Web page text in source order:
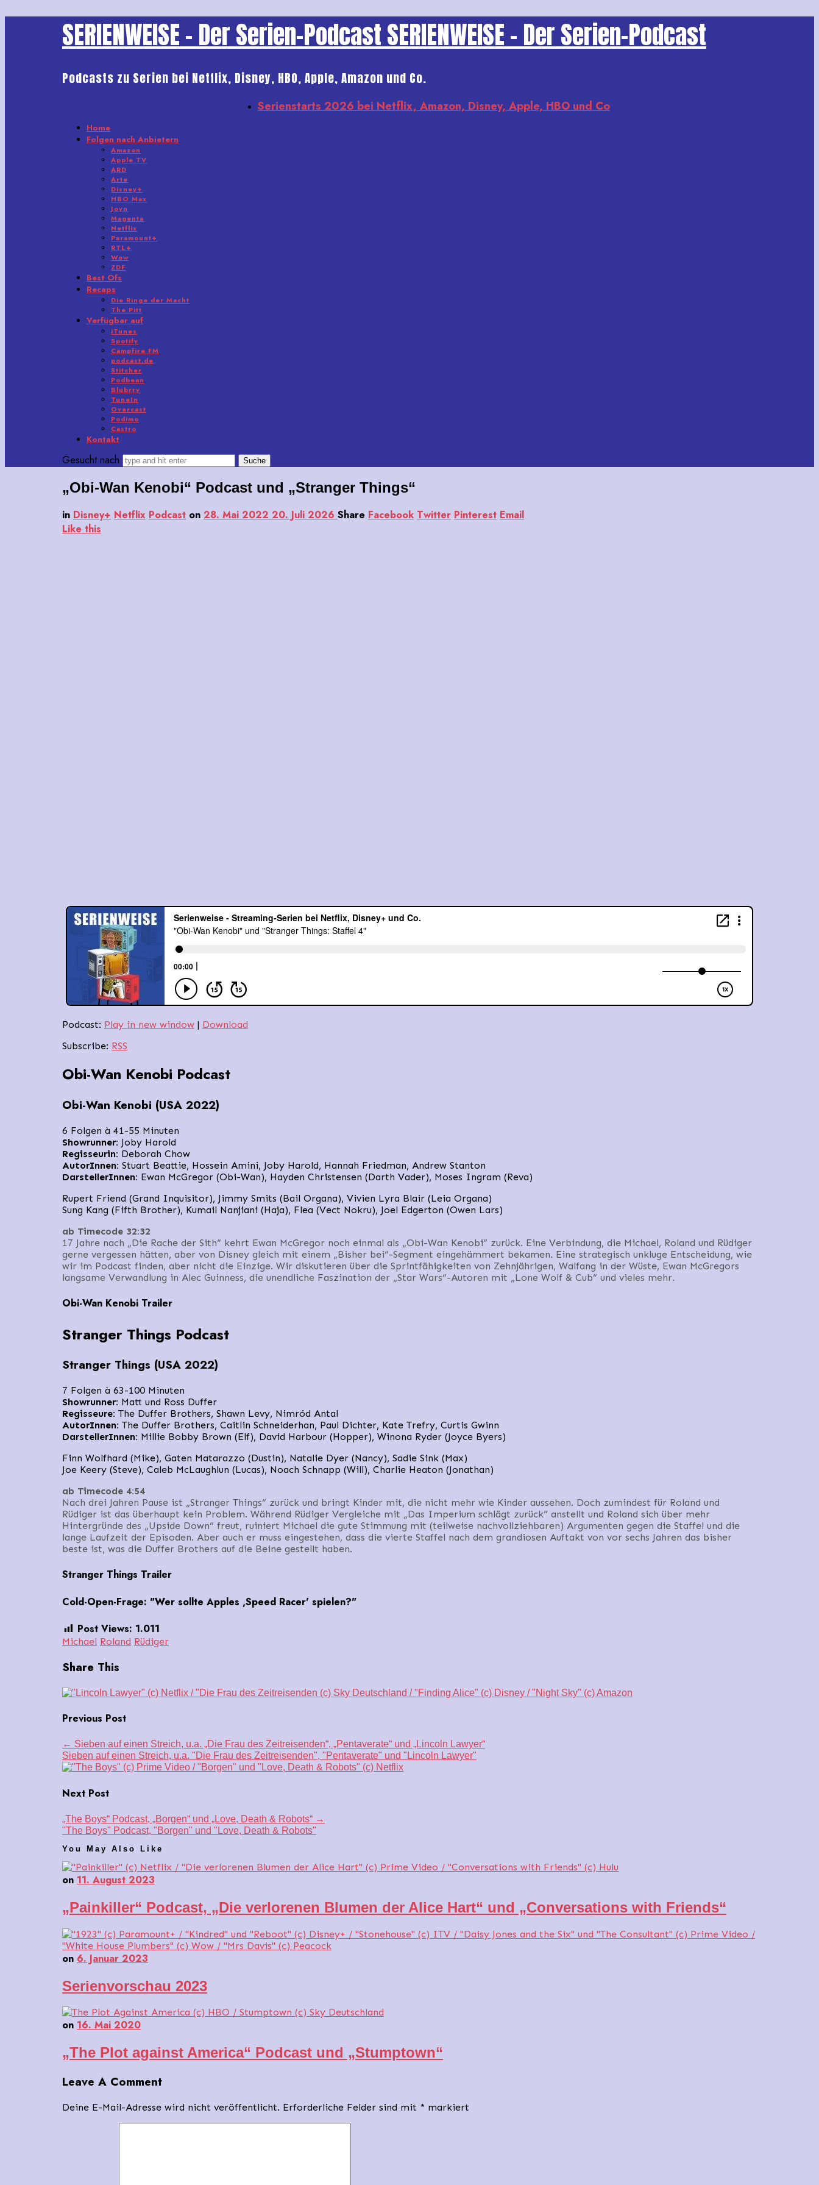
SERIENWEISE - Der Serien-PodcastSERIENWEISE - Der Serien-Podcast
Podcasts zu Serien bei Netflix, Disney, HBO, Apple, Amazon und Co.
Serienstarts 2026 bei Netflix, Amazon, Disney, Apple, HBO und Co
Home
Folgen nach Anbietern
Amazon
Apple TV
ARD
Arte
Disney+
HBO Max
Joyn
Magenta
Netflix
Paramount+
RTL+
Wow
ZDF
Best Ofs
Recaps
Die Ringe der Macht
The Pitt
Verfügbar auf
iTunes
Spotify
Campfire FM
podcast.de
Stitcher
Podbean
Blubrry
TuneIn
Overcast
Podimo
Castro
Kontakt
Gesucht nach
„Obi-Wan Kenobi“ Podcast und „Stranger Things“
in Disney+ Netflix Podcast on 28. Mai 2022 20. Juli 2026 Share Facebook Twitter Pinterest Email
Like this
Podcast: Play in new window | Download
Subscribe: RSS
Obi-Wan Kenobi Podcast
Obi-Wan Kenobi (USA 2022)
6 Folgen à 41-55 Minuten
Showrunner: Joby Harold
Regisseurin: Deborah Chow
AutorInnen: Stuart Beattie, Hossein Amini, Joby Harold, Hannah Friedman, Andrew Stanton
DarstellerInnen: Ewan McGregor (Obi-Wan), Hayden Christensen (Darth Vader), Moses Ingram (Reva)
Rupert Friend (Grand Inquisitor), Jimmy Smits (Bail Organa), Vivien Lyra Blair (Leia Organa)
Sung Kang (Fifth Brother), Kumail Nanjiani (Haja), Flea (Vect Nokru), Joel Edgerton (Owen Lars)
ab Timecode 32:32
17 Jahre nach „Die Rache der Sith“ kehrt Ewan McGregor noch einmal als „Obi-Wan Kenobi“ zurück. Eine Verbindung, die Michael, Roland und Rüdiger
gerne vergessen hätten, aber von Disney gleich mit einem „Bisher bei“-Segment eingehämmert bekamen. Eine strategisch unkluge Entscheidung, wie
wir im Podcast finden, aber nicht die Einzige. Wir diskutieren über die Sprintfähigkeiten von Zehnjährigen, Walfang in der Wüste, Ewan McGregors
langsame Verwandlung in Alec Guinness, die unendliche Faszination der „Star Wars“-Autoren mit „Lone Wolf & Cub“ und vieles mehr.
Obi-Wan Kenobi Trailer
Stranger Things Podcast
Stranger Things (USA 2022)
7 Folgen à 63-100 Minuten
Showrunner: Matt und Ross Duffer
Regisseure: The Duffer Brothers, Shawn Levy, Nimród Antal
AutorInnen: The Duffer Brothers, Caitlin Schneiderhan, Paul Dichter, Kate Trefry, Curtis Gwinn
DarstellerInnen: Millie Bobby Brown (Elf), David Harbour (Hopper), Winona Ryder (Joyce Byers)
Finn Wolfhard (Mike), Gaten Matarazzo (Dustin), Natalie Dyer (Nancy), Sadie Sink (Max)
Joe Keery (Steve), Caleb McLaughlun (Lucas), Noach Schnapp (Will), Charlie Heaton (Jonathan)
ab Timecode 4:54
Nach drei Jahren Pause ist „Stranger Things“ zurück und bringt Kinder mit, die nicht mehr wie Kinder aussehen. Doch zumindest für Roland und
Rüdiger ist das überhaupt kein Problem. Während Rüdiger Vergleiche mit „Das Imperium schlägt zurück“ anstellt und Roland sich über mehr
Hintergründe des „Upside Down“ freut, ruiniert Michael die gute Stimmung mit (teilweise nachvollziehbaren) Argumenten gegen die Staffel und die
lange Laufzeit der Episoden. Aber auch er muss eingestehen, dass die vierte Staffel nach dem grandiosen Auftakt von vor sechs Jahren das bisher
beste ist, was die Duffer Brothers auf die Beine gestellt haben.
Stranger Things Trailer
Cold-Open-Frage: "Wer sollte Apples ,Speed Racer' spielen?"
Post Views: 1.011
Michael Roland Rüdiger
Share This
Previous Post
← Sieben auf einen Streich, u.a. „Die Frau des Zeitreisenden“, „Pentaverate“ und „Lincoln Lawyer“
Sieben auf einen Streich, u.a. "Die Frau des Zeitreisenden", "Pentaverate" und "Lincoln Lawyer"
Next Post
„The Boys“ Podcast, „Borgen“ und „Love, Death & Robots“ →
"The Boys" Podcast, "Borgen" und "Love, Death & Robots"
You May Also Like
on 11. August 2023
„Painkiller“ Podcast, „Die verlorenen Blumen der Alice Hart“ und „Conversations with Friends“
on 6. Januar 2023
Serienvorschau 2023
on 16. Mai 2020
„The Plot against America“ Podcast und „Stumptown“
Leave A Comment
Deine E-Mail-Adresse wird nicht veröffentlicht. Erforderliche Felder sind mit * markiert